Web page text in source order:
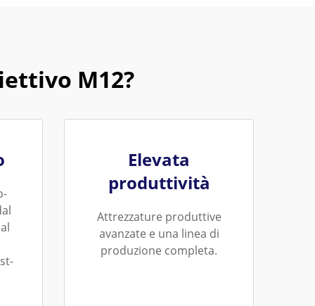
M12?
Elevata
produttività
Attrezzature produttive
avanzate e una linea di
produzione completa.